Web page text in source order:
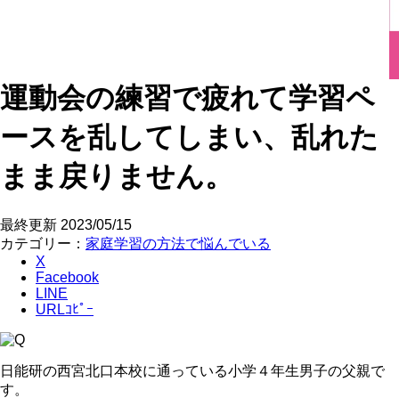
運動会の練習で疲れて学習ペ
ースを乱してしまい、乱れた
まま戻りません。
最終更新 2023/05/15
カテゴリー： 家庭学習の方法で悩んでいる
X
Facebook
LINE
URLｺﾋﾟｰ
日能研の西宮北口本校に通っている小学４年生男子の父親で
す。